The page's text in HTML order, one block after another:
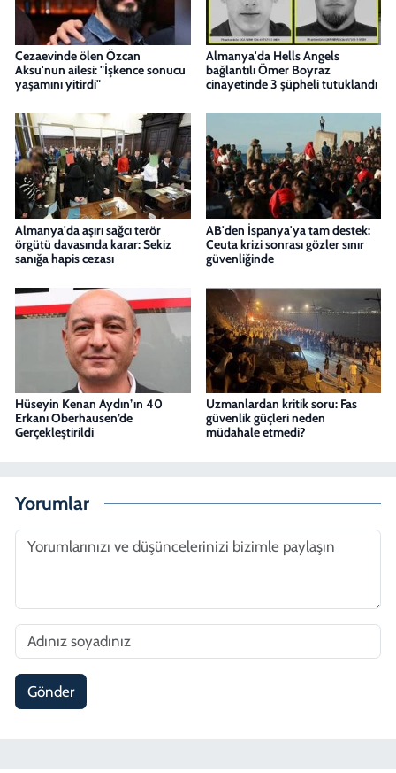
Cezaevinde ölen Özcan
Aksu'nun ailesi: "İşkence sonucu
yaşamını yitirdi"
Almanya'da Hells Angels
bağlantılı Ömer Boyraz
cinayetinde 3 şüpheli tutuklandı
Almanya'da aşırı sağcı terör
örgütü davasında karar: Sekiz
sanığa hapis cezası
AB'den İspanya'ya tam destek:
Ceuta krizi sonrası gözler sınır
güvenliğinde
Hüseyin Kenan Aydın’ın 40
Erkanı Oberhausen’de
Gerçekleştirildi
Uzmanlardan kritik soru: Fas
güvenlik güçleri neden
müdahale etmedi?
Yorumlar
Gönder